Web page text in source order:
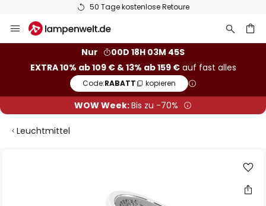
50 Tage kostenlose Retoure
Inhalt
Nur
00D 18H 03M 44S
EXTRA 10% ab 109 € & 13% ab 159 €auf fast alles
Code:RABATT kopieren
WOW Week:Bis zu -70%
Leuchtmittel